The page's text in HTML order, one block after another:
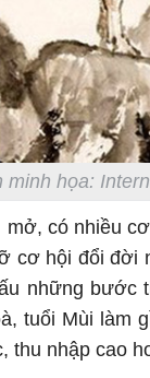
minh họa:
có nhiều
cơ hội đổi đời
những bước
tuổi Mùi làm
thu nhập cao